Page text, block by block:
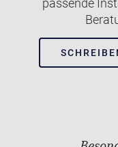
passende